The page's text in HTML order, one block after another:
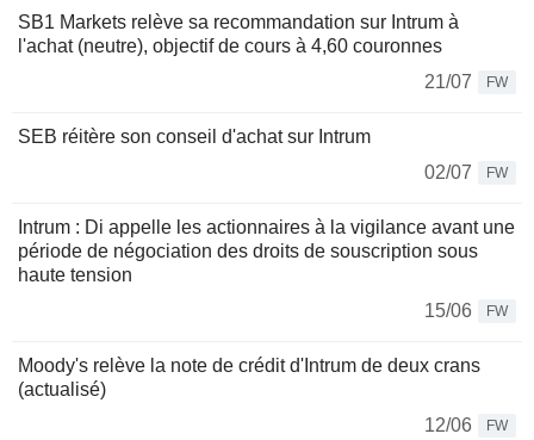
SB1 Markets relève sa recommandation sur Intrum à
l'achat (neutre), objectif de cours à 4,60 couronnes
21/07
FW
SEB réitère son conseil d'achat sur Intrum
02/07
FW
Intrum : Di appelle les actionnaires à la vigilance avant une
période de négociation des droits de souscription sous
haute tension
15/06
FW
Moody's relève la note de crédit d'Intrum de deux crans
(actualisé)
12/06
FW